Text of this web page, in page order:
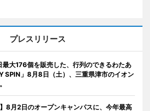
プレスリリース
最大176個を販売した、行列のできるわたあ
SPIN」8月8日（土）、三重県津市のイオン
】8月2日のオープンキャンパスに、今年最高